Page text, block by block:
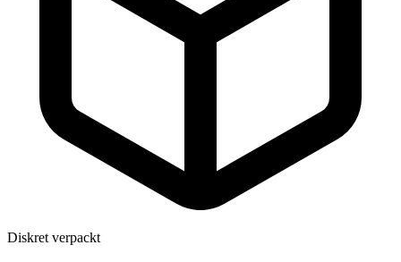
Diskret verpackt